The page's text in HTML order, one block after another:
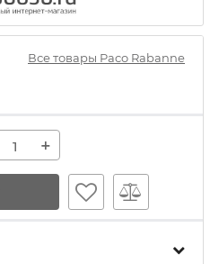
Все товары Paco Rabanne
+